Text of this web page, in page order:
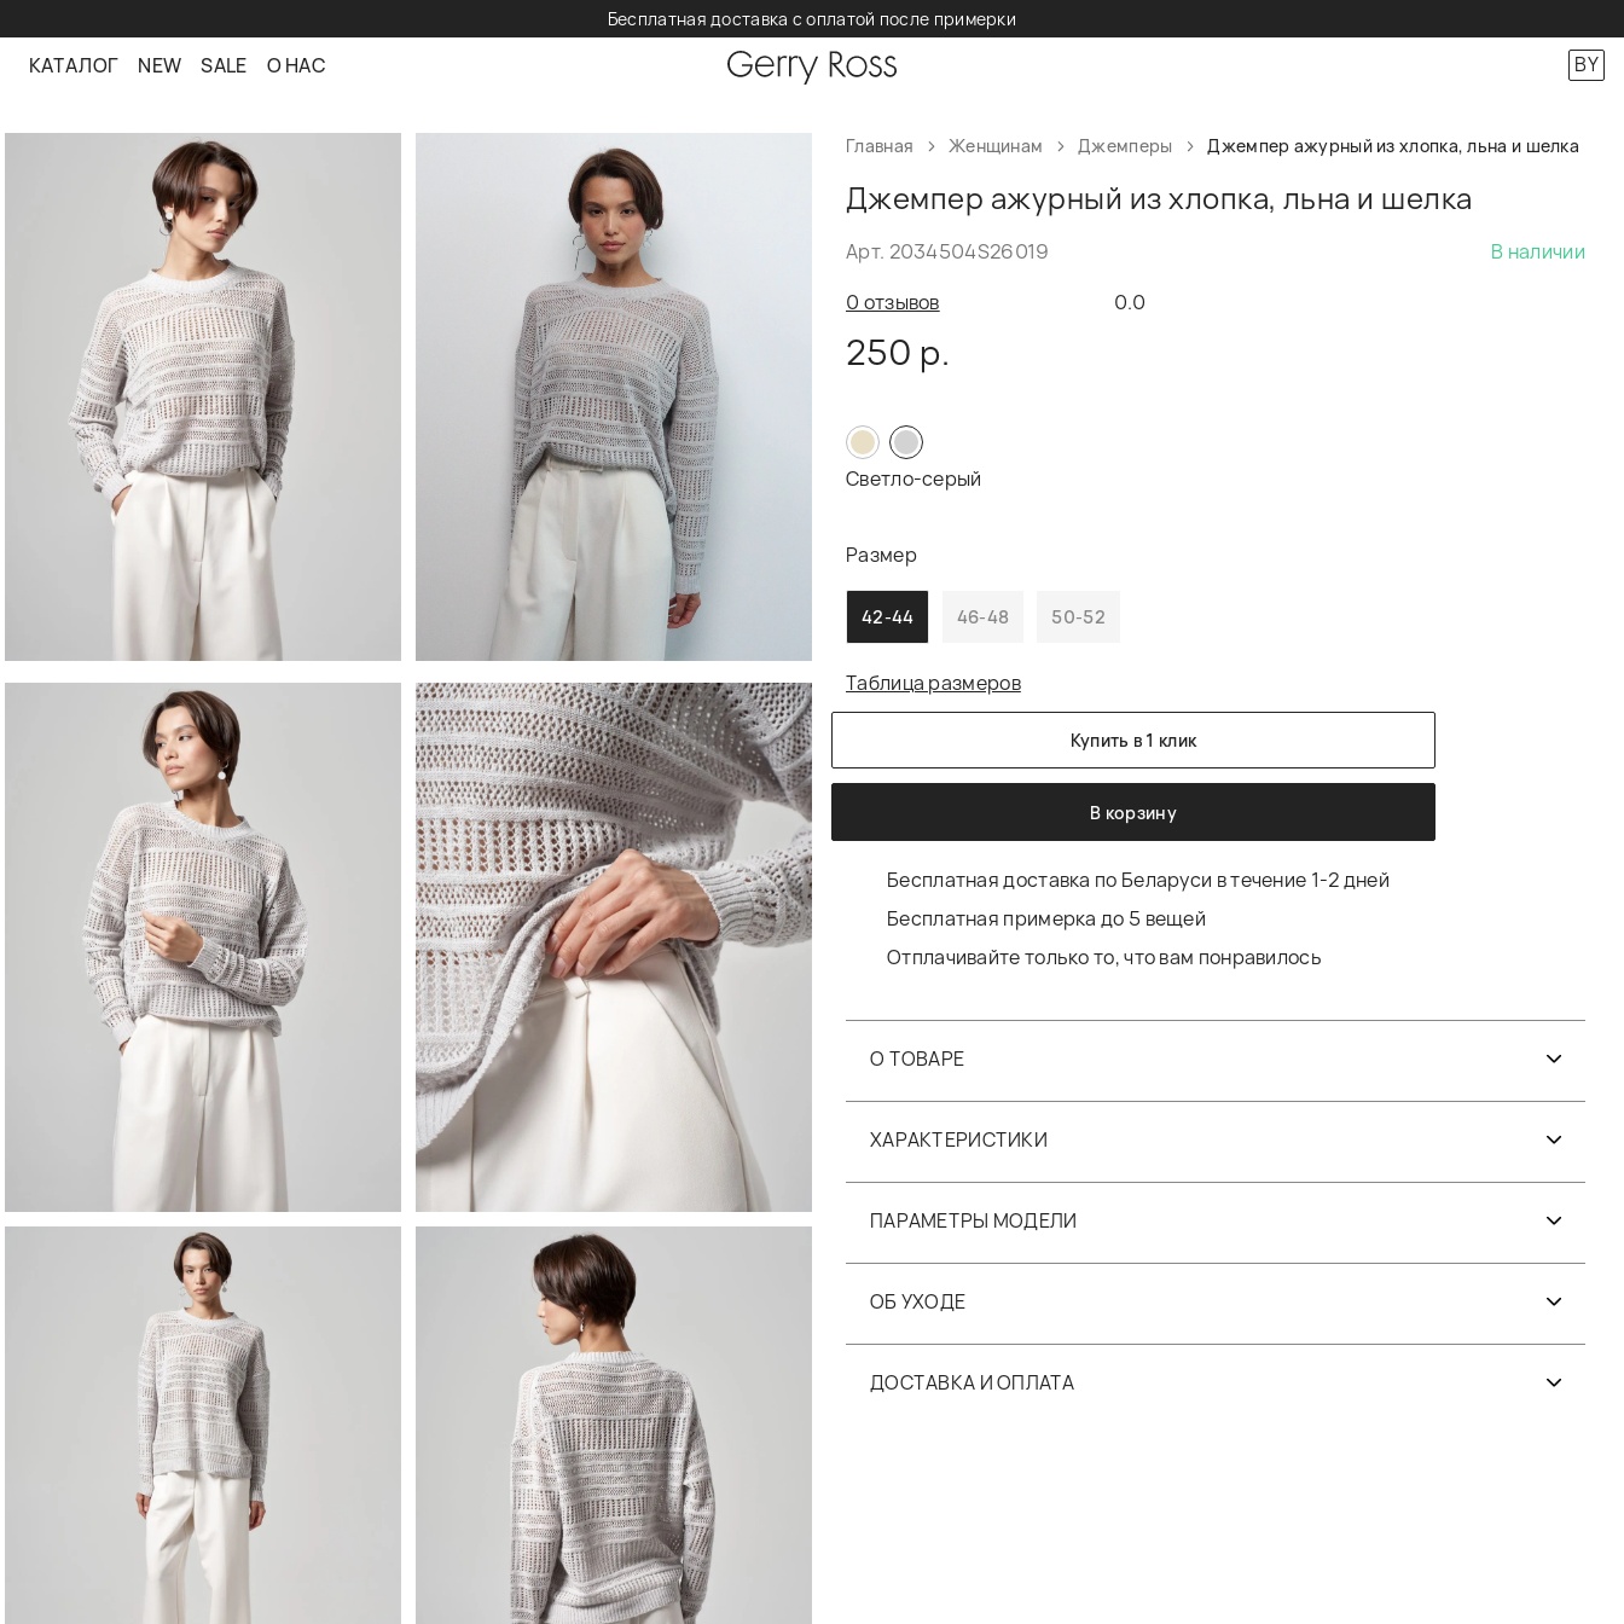
Бесплатная доставка с оплатой после примерки
КАТАЛОГ NEW SALE О НАС BY
Главная Женщинам Джемперы Джемпер ажурный из хлопка, льна и шелка
Джемпер ажурный из хлопка, льна и шелка
Арт. 2034504S26019
В наличии
0 отзывов
0.0
250 р.
Светло-серый
Размер
42-44 46-48 50-52
Таблица размеров
Купить в 1 клик
В корзину
Бесплатная доставка по Беларуси в течение 1-2 дней
Бесплатная примерка до 5 вещей
Отплачивайте только то, что вам понравилось
О ТОВАРЕ
ХАРАКТЕРИСТИКИ
ПАРАМЕТРЫ МОДЕЛИ
ОБ УХОДЕ
ДОСТАВКА И ОПЛАТА